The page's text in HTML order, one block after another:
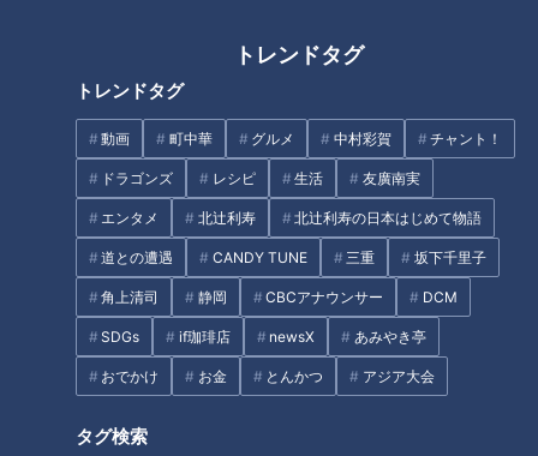
トレンドタグ
トレンドタグ
動画 町中華 グルメ 中村彩賀 チャント！
ドラゴンズ レシピ 生活 友廣南実
エンタメ 北辻利寿 北辻利寿の日本はじめて物語
道との遭遇 CANDY TUNE 三重 坂下千里子
角上清司 静岡 CBCアナウンサー DCM
SDGs if珈琲店 newsX あみやき亭
おでかけ お金 とんかつ アジア大会
タグ検索
「あったらいいな」が全部詰ま
った親子カフェ！充実したキッ
ズスペースとメニューでママの
憩いの場に
新米シーズン到来!達人激推し!
ごはんが進むお取り寄せができ
る東海地方の激ウマ“ごはんのお
供”
グルメ おでかけ うなずキング 三重
花咲かタイムズ